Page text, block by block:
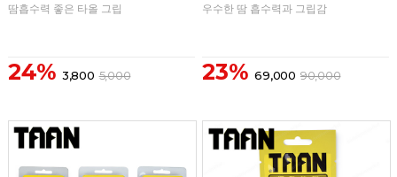
땀흡수력 좋은 타올 그립
24% 3,800 5,000
우수한 땀 흡수력과 그립감
23% 69,000 90,000